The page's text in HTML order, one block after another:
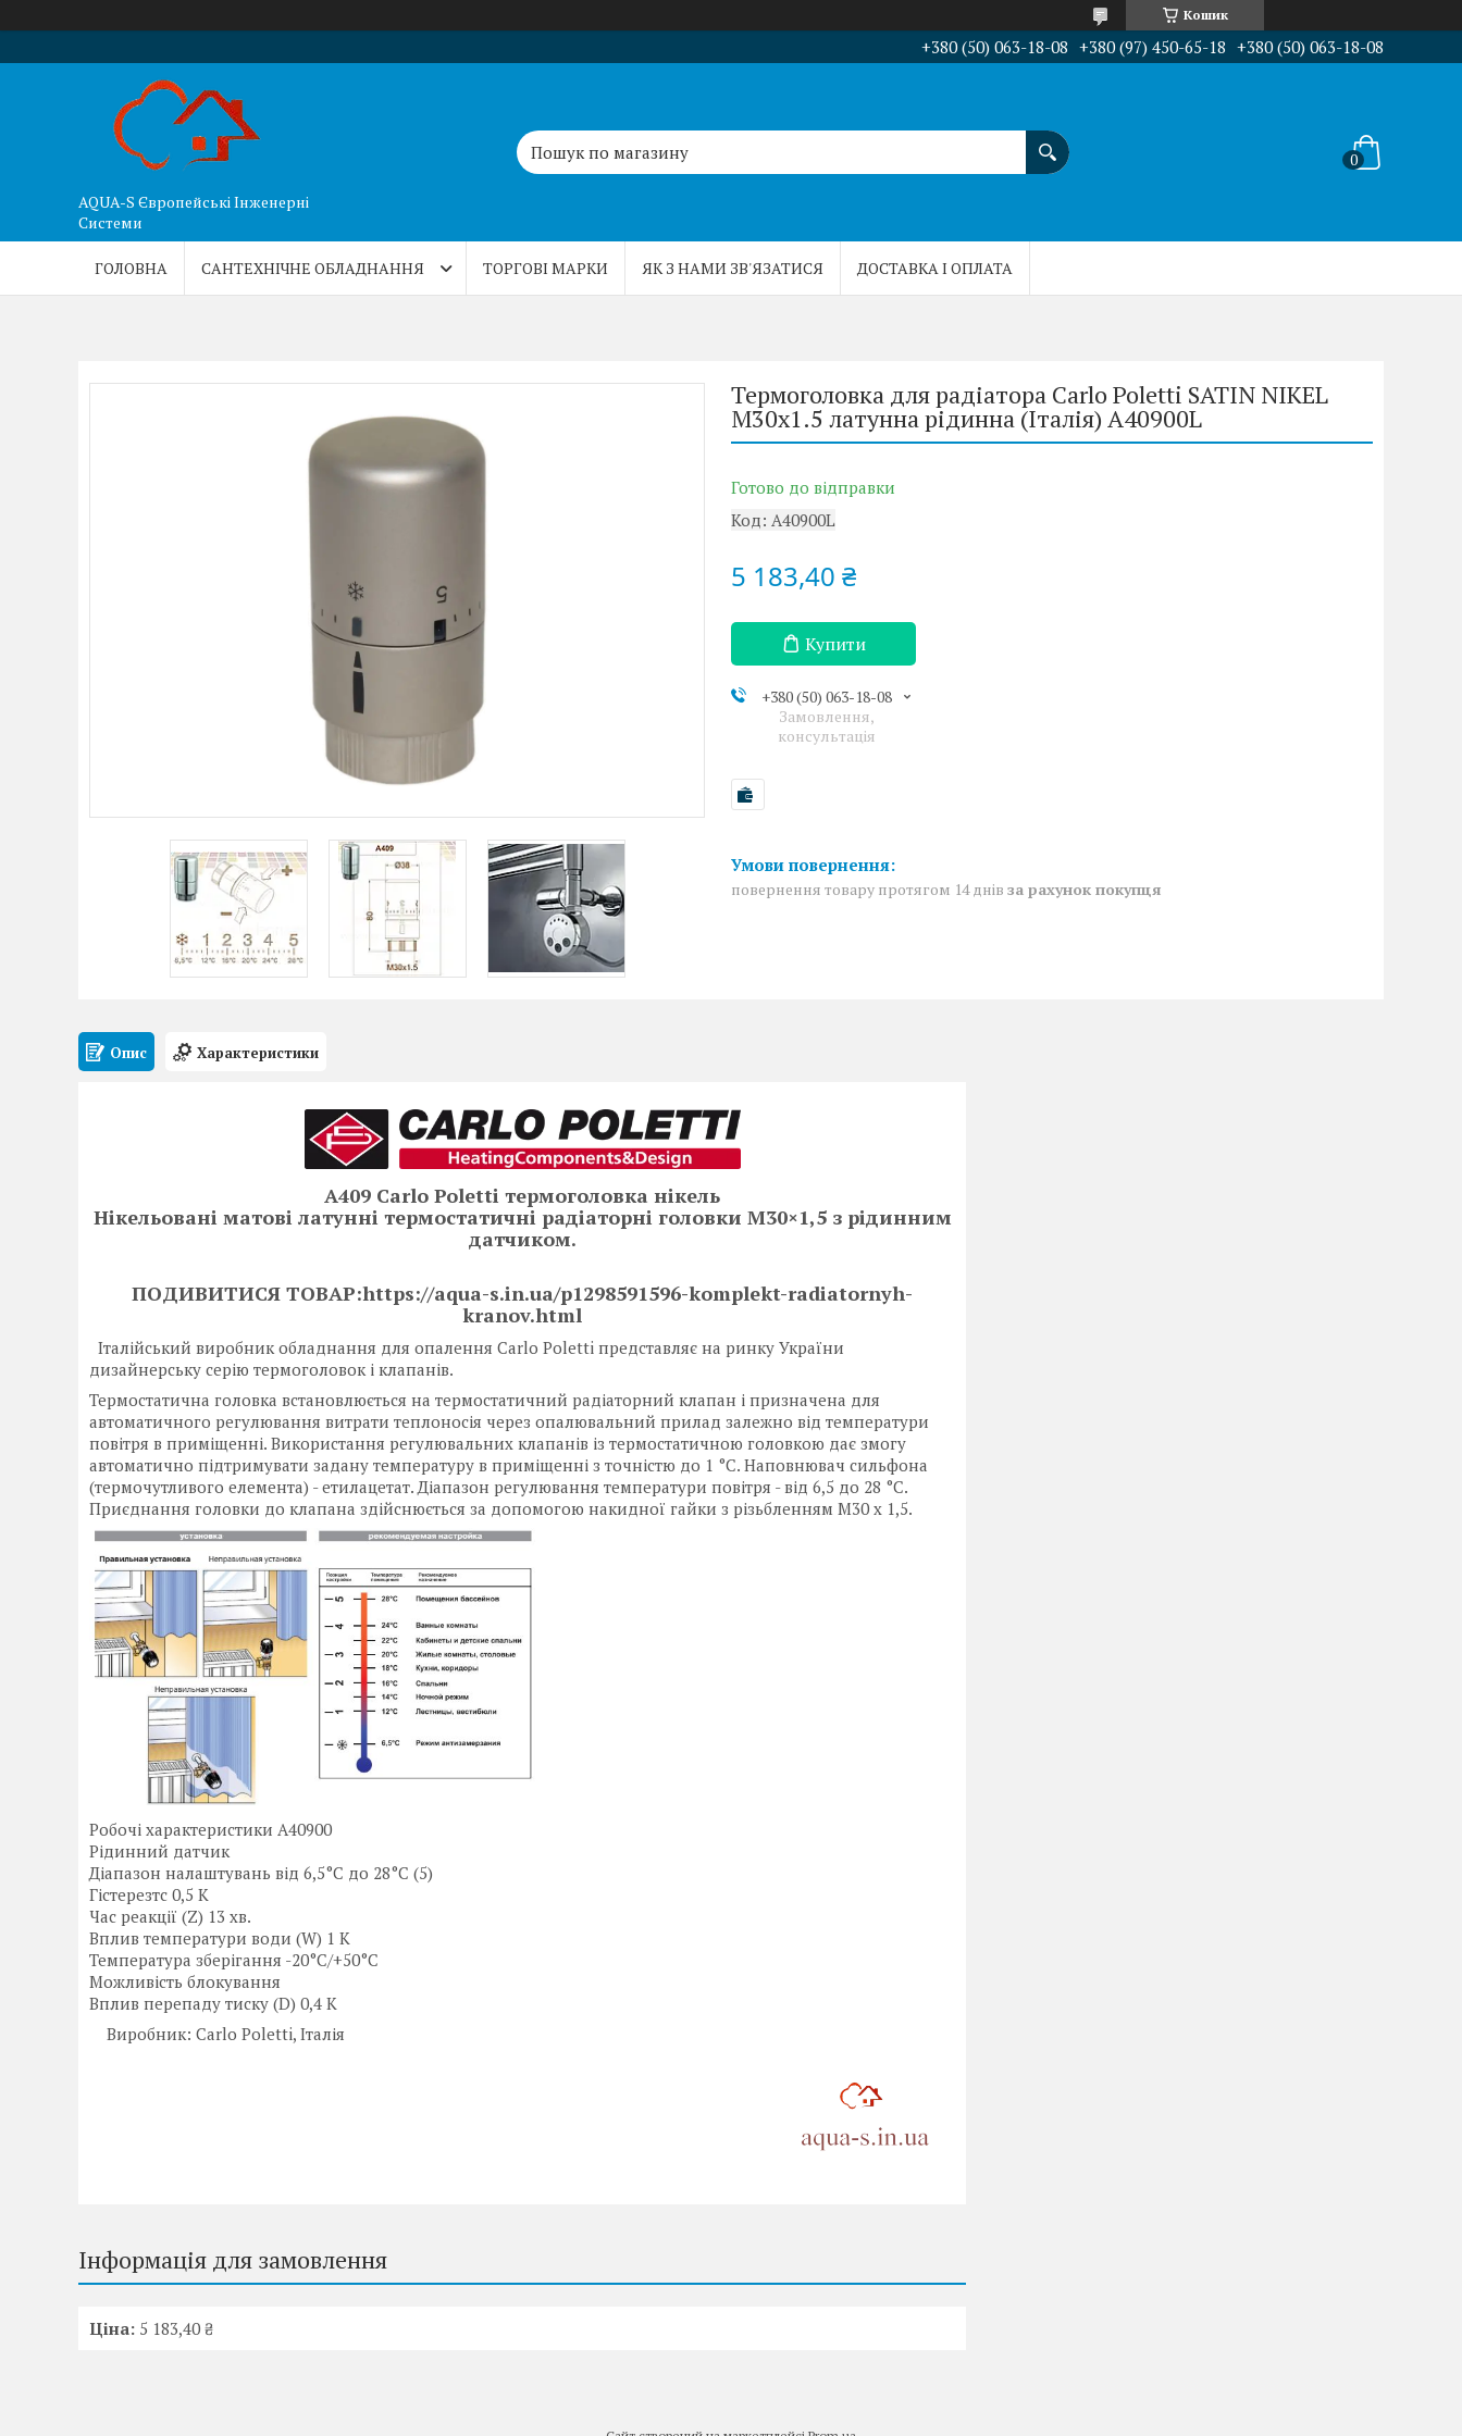
Кошик
+380 (50) 063-18-08 +380 (97) 450-65-18 +380 (50) 063-18-08
AQUA-S Європейські Інженерні
Системи
ГОЛОВНА САНТЕХНІЧНЕ ОБЛАДНАННЯ ТОРГОВІ МАРКИ ЯК З НАМИ ЗВ'ЯЗАТИСЯ ДОСТАВКА І ОПЛАТА
Термоголовка для радіатора Carlo Poletti SATIN NIKEL
M30x1.5 латунна рідинна (Італія) A40900L
Готово до відправки
Код: A40900L
5 183,40 ₴
Купити
+380 (50) 063-18-08
Замовлення,
консультація
повернення товару протягом 14 днів за рахунок покупця
Опис Характеристики
A409 Carlo Poletti термоголовка нікель
Нікельовані матові латунні термостатичні радіаторні головки М30×1,5 з рідинним
датчиком.
ПОДИВИТИСЯ ТОВАР:https://aqua-s.in.ua/p1298591596-komplekt-radiatornyh-
kranov.html
Італійський виробник обладнання для опалення Carlo Poletti представляє на ринку України
дизайнерську серію термоголовок і клапанів.
Термостатична головка встановлюється на термостатичний радіаторний клапан і призначена для
автоматичного регулювання витрати теплоносія через опалювальний прилад залежно від температури
повітря в приміщенні. Використання регулювальних клапанів із термостатичною головкою дає змогу
автоматично підтримувати задану температуру в приміщенні з точністю до 1 °С. Наповнювач сильфона
(термочутливого елемента) - етилацетат. Діапазон регулювання температури повітря - від 6,5 до 28 °С.
Приєднання головки до клапана здійснюється за допомогою накидної гайки з різьбленням М30 x 1,5.
Робочі характеристики A40900
Рідинний датчик
Діапазон налаштувань від 6,5°C до 28°C (5)
Гістерезтс 0,5 K
Час реакції (Z) 13 хв.
Вплив температури води (W) 1 K
Температура зберігання -20°C/+50°C
Можливість блокування
Вплив перепаду тиску (D) 0,4 K
Виробник: Carlo Poletti, Італія
Інформація для замовлення
Ціна: 5 183,40 ₴